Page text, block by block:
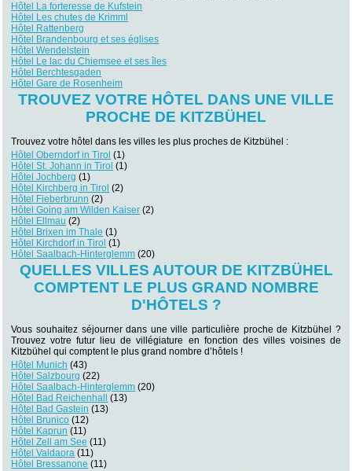
Hôtel La forteresse de Kufstein
Hôtel Les chutes de Krimml
Hôtel Rattenberg
Hôtel Brandenbourg et ses églises
Hôtel Wendelstein
Hôtel Le lac du Chiemsee et ses îles
Hôtel Berchtesgaden
Hôtel Gare de Rosenheim
TROUVEZ VOTRE HÔTEL DANS UNE VILLE
PROCHE DE KITZBÜHEL
Trouvez votre hôtel dans les villes les plus proches de Kitzbühel :
Hôtel Oberndorf in Tirol (1)
Hôtel St. Johann in Tirol (1)
Hôtel Jochberg (1)
Hôtel Kirchberg in Tirol (2)
Hôtel Fieberbrunn (2)
Hôtel Going am Wilden Kaiser (2)
Hôtel Ellmau (2)
Hôtel Brixen im Thale (1)
Hôtel Kirchdorf in Tirol (1)
Hôtel Saalbach-Hinterglemm (20)
QUELLES VILLES AUTOUR DE KITZBÜHEL
COMPTENT LE PLUS GRAND NOMBRE
D'HÔTELS ?
Vous souhaitez séjourner dans une ville particulière proche de Kitzbühel ?
Trouvez votre futur lieu de villégiature en fonction des villes voisines de
Kitzbühel qui comptent le plus grand nombre d’hôtels !
Hôtel Munich (43)
Hôtel Salzbourg (22)
Hôtel Saalbach-Hinterglemm (20)
Hôtel Bad Reichenhall
(13)
Hôtel Bad Gastein (13)
Hôtel Brunico (12)
Hôtel Kaprun (11)
Hôtel Zell am See (11)
Hôtel Valdaora (11)
Hôtel Bressanone (11)